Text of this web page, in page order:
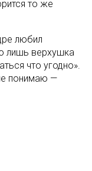
то же
любил
лишь верхушка
что угодно».
понимаю —